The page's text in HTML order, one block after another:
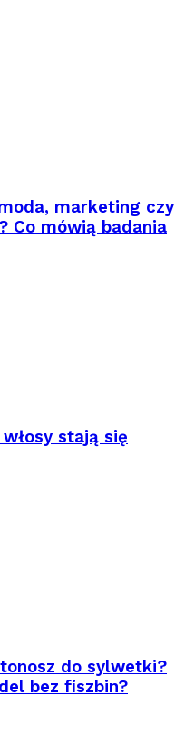
marketing czy
Co mówią badania
stają się
do sylwetki?
bez fiszbin?